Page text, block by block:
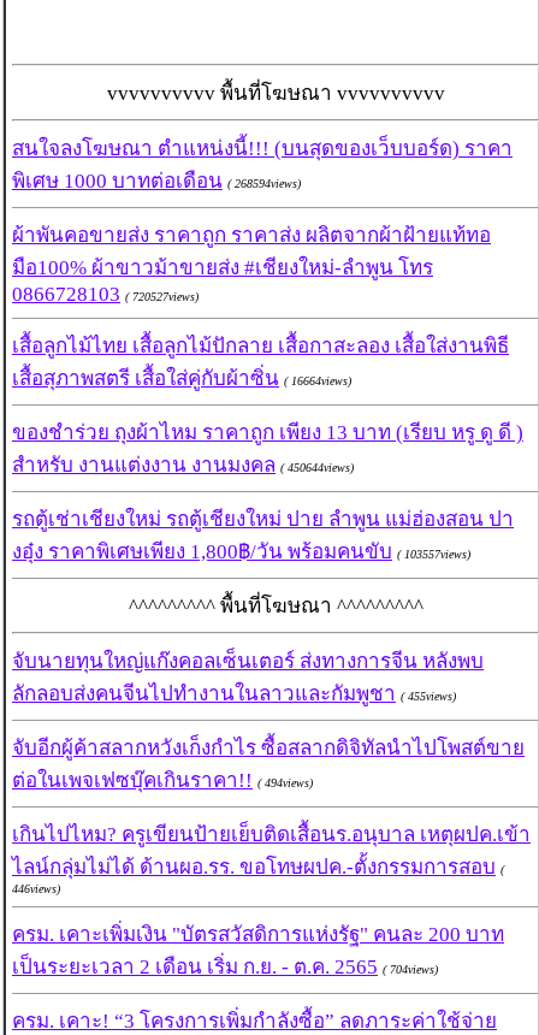
vvvvvvvvvv พื้นที่โฆษณา vvvvvvvvvv
สนใจลงโฆษณา ตำแหน่งนี้!!! (บนสุดของเว็บบอร์ด) ราคา
พิเศษ 1000 บาทต่อเดือน ( 268594views)
ผ้าพันคอขายส่ง ราคาถูก ราคาส่ง ผลิตจากผ้าฝ้ายแท้ทอ
มือ100% ผ้าขาวม้าขายส่ง #เชียงใหม่-ลำพูน โทร
0866728103 ( 720527views)
เสื้อลูกไม้ไทย เสื้อลูกไม้ปักลาย เสื้อกาสะลอง เสื้อใส่งานพิธี
เสื้อสุภาพสตรี เสื้อใส่คู่กับผ้าซิ่น ( 16664views)
ของชำร่วย ถุงผ้าไหม ราคาถูก เพียง 13 บาท (เรียบ หรู ดู ดี )
สำหรับ งานแต่งงาน งานมงคล ( 450644views)
รถตู้เช่าเชียงใหม่ รถตู้เชียงใหม่ ปาย ลำพูน แม่ฮ่องสอน ปา
งอุ๋ง ราคาพิเศษเพียง 1,800฿/วัน พร้อมคนขับ ( 103557views)
^^^^^^^^^ พื้นที่โฆษณา ^^^^^^^^^
จับนายทุนใหญ่แก๊งคอลเซ็นเตอร์ ส่งทางการจีน หลังพบ
ลักลอบส่งคนจีนไปทำงานในลาวและกัมพูชา ( 455views)
จับอีกผู้ค้าสลากหวังเก็งกำไร ซื้อสลากดิจิทัลนำไปโพสต์ขาย
ต่อในเพจเฟซบุ๊คเกินราคา!! ( 494views)
เกินไปไหม? ครูเขียนป้ายเย็บติดเสื้อนร.อนุบาล เหตุผปค.เข้า
ไลน์กลุ่มไม่ได้ ด้านผอ.รร. ขอโทษผปค.-ตั้งกรรมการสอบ (
446views)
ครม. เคาะเพิ่มเงิน "บัตรสวัสดิการแห่งรัฐ" คนละ 200 บาท
เป็นระยะเวลา 2 เดือน เริ่ม ก.ย. - ต.ค. 2565 ( 704views)
ครม. เคาะ! “3 โครงการเพิ่มกำลังซื้อ” ลดภาระค่าใช้จ่าย